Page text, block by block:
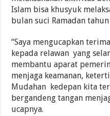
Islam bisa khusyuk
bulan suci Ramadan
“Saya mengucapkan
kepada relawan yang
membantu aparat
menjaga keamanan,
Mudahan kedepan kita
bergandeng tangan
ucapnya.